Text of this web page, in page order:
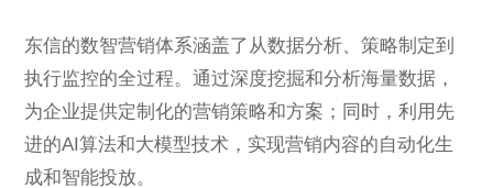
东信的数智营销体系涵盖了从数据分析、策略制定到
执行监控的全过程。通过深度挖掘和分析海量数据，
为企业提供定制化的营销策略和方案；同时，利用先
进的AI算法和大模型技术，实现营销内容的自动化生
成和智能投放。